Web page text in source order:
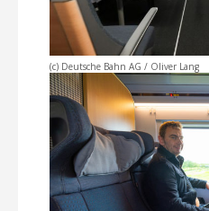
(c) Deutsche Bahn AG / Oliver Lang